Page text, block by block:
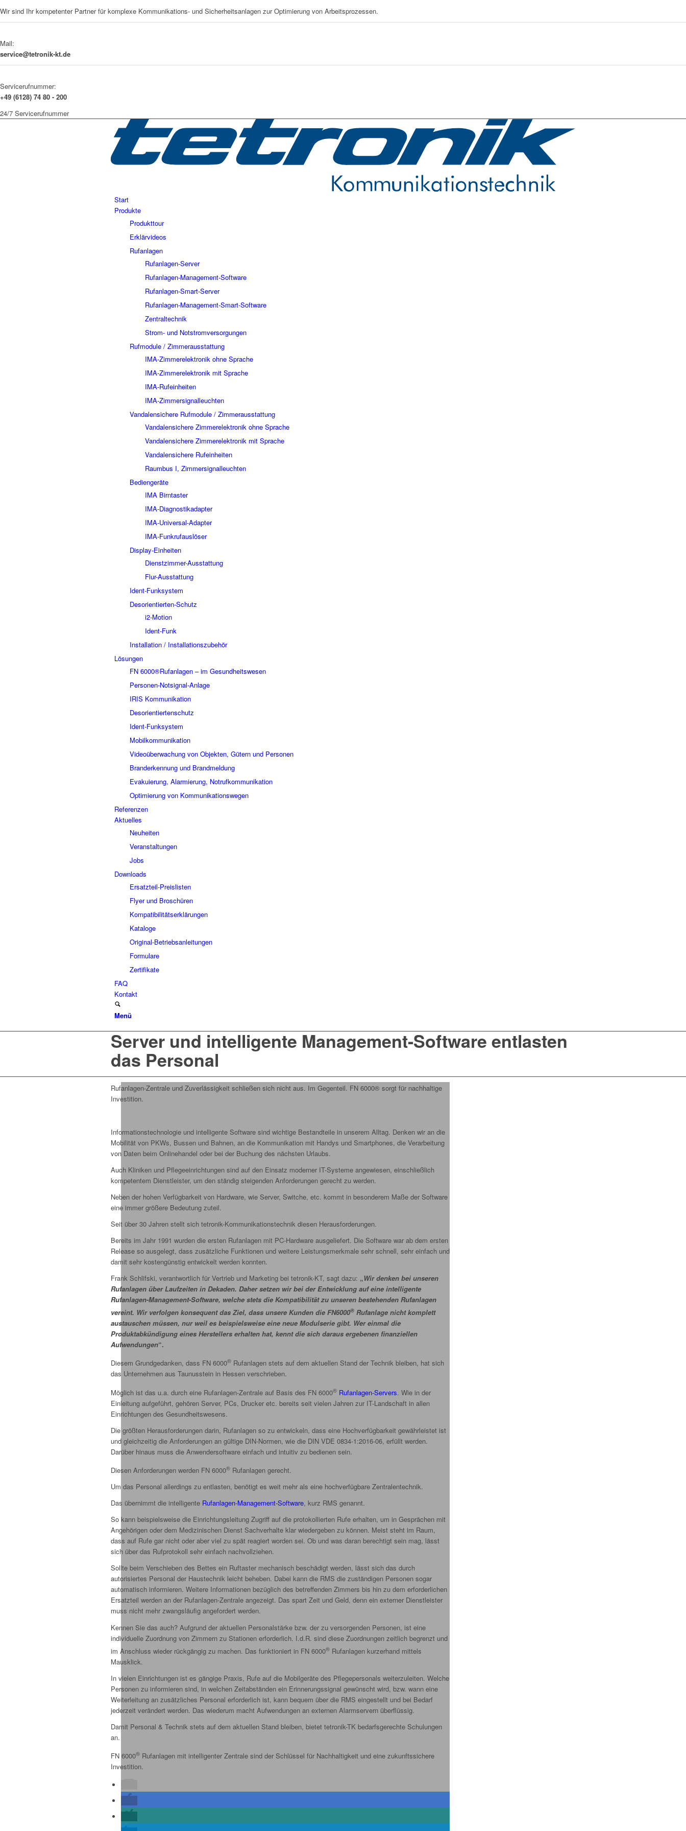
Wir sind Ihr kompetenter Partner für komplexe Kommunikations- und Sicherheitsanlagen zur Optimierung von Arbeitsprozessen.
Mail:
service@tetronik-kt.de
Servicerufnummer:
+49 (6128) 74 80 - 200
24/7 Servicerufnummer
Start
Produkte
Produkttour
Erklärvideos
Rufanlagen
Rufanlagen-Server
Rufanlagen-Management-Software
Rufanlagen-Smart-Server
Rufanlagen-Management-Smart-Software
Zentraltechnik
Strom- und Notstromversorgungen
Rufmodule / Zimmerausstattung
IMA-Zimmerelektronik ohne Sprache
IMA-Zimmerelektronik mit Sprache
IMA-Rufeinheiten
IMA-Zimmersignalleuchten
Vandalensichere Rufmodule / Zimmerausstattung
Vandalensichere Zimmerelektronik ohne Sprache
Vandalensichere Zimmerelektronik mit Sprache
Vandalensichere Rufeinheiten
Raumbus I, Zimmersignalleuchten
Bediengeräte
IMA Birntaster
IMA-Diagnostikadapter
IMA-Universal-Adapter
IMA-Funkrufauslöser
Display-Einheiten
Dienstzimmer-Ausstattung
Flur-Ausstattung
Ident-Funksystem
Desorientierten-Schutz
i2-Motion
Ident-Funk
Installation / Installationszubehör
Lösungen
FN 6000®Rufanlagen – im Gesundheitswesen
Personen-Notsignal-Anlage
IRIS Kommunikation
Desorientiertenschutz
Ident-Funksystem
Mobilkommunikation
Videoüberwachung von Objekten, Gütern und Personen
Branderkennung und Brandmeldung
Evakuierung, Alarmierung, Notrufkommunikation
Optimierung von Kommunikationswegen
Referenzen
Aktuelles
Neuheiten
Veranstaltungen
Jobs
Downloads
Ersatzteil-Preislisten
Flyer und Broschüren
Kompatibilitätserklärungen
Kataloge
Original-Betriebsanleitungen
Formulare
Zertifikate
FAQ
Kontakt
Menü
Server und intelligente Management-Software entlasten
das Personal
Rufanlagen-Zentrale und Zuverlässigkeit schließen sich nicht aus. Im Gegenteil. FN 6000® sorgt für nachhaltige
Investition.
Informationstechnologie und intelligente Software sind wichtige Bestandteile in unserem Alltag. Denken wir an die
Mobilität von PKWs, Bussen und Bahnen, an die Kommunikation mit Handys und Smartphones, die Verarbeitung
von Daten beim Onlinehandel oder bei der Buchung des nächsten Urlaubs.
Auch Kliniken und Pflegeeinrichtungen sind auf den Einsatz moderner IT-Systeme angewiesen, einschließlich
kompetentem Dienstleister, um den ständig steigenden Anforderungen gerecht zu werden.
Neben der hohen Verfügbarkeit von Hardware, wie Server, Switche, etc. kommt in besonderem Maße der Software
eine immer größere Bedeutung zuteil.
Seit über 30 Jahren stellt sich tetronik-Kommunikationstechnik diesen Herausforderungen.
Bereits im Jahr 1991 wurden die ersten Rufanlagen mit PC-Hardware ausgeliefert. Die Software war ab dem ersten
Release so ausgelegt, dass zusätzliche Funktionen und weitere Leistungsmerkmale sehr schnell, sehr einfach und
damit sehr kostengünstig entwickelt werden konnten.
Frank Schlifski, verantwortlich für Vertrieb und Marketing bei tetronik-KT, sagt dazu: „Wir denken bei unseren
Rufanlagen über Laufzeiten in Dekaden. Daher setzen wir bei der Entwicklung auf eine intelligente
Rufanlagen-Management-Software, welche stets die Kompatibilität zu unseren bestehenden Rufanlagen
vereint. Wir verfolgen konsequent das Ziel, dass unsere Kunden die FN6000® Rufanlage nicht komplett
austauschen müssen, nur weil es beispielsweise eine neue Modulserie gibt. Wer einmal die
Produktabkündigung eines Herstellers erhalten hat, kennt die sich daraus ergebenen finanziellen
Aufwendungen“.
Diesem Grundgedanken, dass FN 6000® Rufanlagen stets auf dem aktuellen Stand der Technik bleiben, hat sich
das Unternehmen aus Taunusstein in Hessen verschrieben.
Möglich ist das u.a. durch eine Rufanlagen-Zentrale auf Basis des FN 6000® Rufanlagen-Servers. Wie in der
Einleitung aufgeführt, gehören Server, PCs, Drucker etc. bereits seit vielen Jahren zur IT-Landschaft in allen
Einrichtungen des Gesundheitswesens.
Die größten Herausforderungen darin, Rufanlagen so zu entwickeln, dass eine Hochverfügbarkeit gewährleistet ist
und gleichzeitig die Anforderungen an gültige DIN-Normen, wie die DIN VDE 0834-1:2016-06, erfüllt werden.
Darüber hinaus muss die Anwendersoftware einfach und intuitiv zu bedienen sein.
Diesen Anforderungen werden FN 6000® Rufanlagen gerecht.
Um das Personal allerdings zu entlasten, benötigt es weit mehr als eine hochverfügbare Zentralentechnik.
Das übernimmt die intelligente Rufanlagen-Management-Software, kurz RMS genannt.
So kann beispielsweise die Einrichtungsleitung Zugriff auf die protokollierten Rufe erhalten, um in Gesprächen mit
Angehörigen oder dem Medizinischen Dienst Sachverhalte klar wiedergeben zu können. Meist steht im Raum,
dass auf Rufe gar nicht oder aber viel zu spät reagiert worden sei. Ob und was daran berechtigt sein mag, lässt
sich über das Rufprotokoll sehr einfach nachvollziehen.
Sollte beim Verschieben des Bettes ein Ruftaster mechanisch beschädigt werden, lässt sich das durch
autorisiertes Personal der Haustechnik leicht beheben. Dabei kann die RMS die zuständigen Personen sogar
automatisch informieren. Weitere Informationen bezüglich des betreffenden Zimmers bis hin zu dem erforderlichen
Ersatzteil werden an der Rufanlagen-Zentrale angezeigt. Das spart Zeit und Geld, denn ein externer Dienstleister
muss nicht mehr zwangsläufig angefordert werden.
Kennen Sie das auch? Aufgrund der aktuellen Personalstärke bzw. der zu versorgenden Personen, ist eine
individuelle Zuordnung von Zimmern zu Stationen erforderlich. I.d.R. sind diese Zuordnungen zeitlich begrenzt und
im Anschluss wieder rückgängig zu machen. Das funktioniert in FN 6000® Rufanlagen kurzerhand mittels
Mausklick.
In vielen Einrichtungen ist es gängige Praxis, Rufe auf die Mobilgeräte des Pflegepersonals weiterzuleiten. Welche
Personen zu informieren sind, in welchen Zeitabständen ein Erinnerungssignal gewünscht wird, bzw. wann eine
Weiterleitung an zusätzliches Personal erforderlich ist, kann bequem über die RMS eingestellt und bei Bedarf
jederzeit verändert werden. Das wiederum macht Aufwendungen an externen Alarmservern überflüssig.
Damit Personal & Technik stets auf dem aktuellen Stand bleiben, bietet tetronik-TK bedarfsgerechte Schulungen
an.
FN 6000® Rufanlagen mit intelligenter Zentrale sind der Schlüssel für Nachhaltigkeit und eine zukunftssichere
Investition.